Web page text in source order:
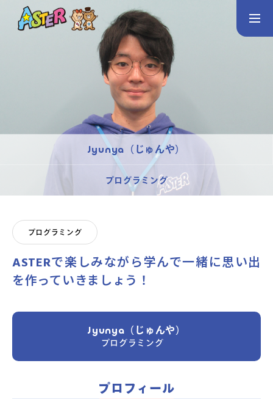
英会話／プログラミング／3Dデザイン／学童保育
英会話（未就学児） 英会話（小学生）
生徒・保護者の声
スタッフ紹介
アクセス
よくあるご質問
団体向け出張英会話
Jyunya（じゅんや）
プログラミング
プログラミング
ASTERで楽しみながら学んで一緒に思い出
を作っていきましょう！
Jyunya（じゅんや）
プログラミング
プロフィール